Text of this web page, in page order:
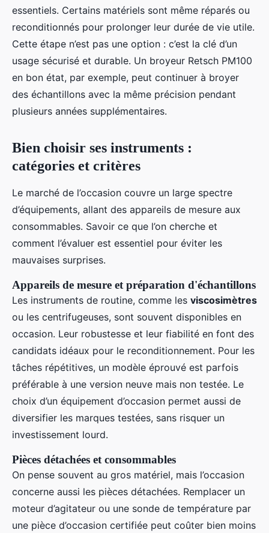
essentiels. Certains matériels sont même réparés ou
reconditionnés pour prolonger leur durée de vie utile.
Cette étape n’est pas une option : c’est la clé d’un
usage sécurisé et durable. Un broyeur Retsch PM100
en bon état, par exemple, peut continuer à broyer
des échantillons avec la même précision pendant
plusieurs années supplémentaires.
Bien choisir ses instruments :
catégories et critères
Le marché de l’occasion couvre un large spectre
d’équipements, allant des appareils de mesure aux
consommables. Savoir ce que l’on cherche et
comment l’évaluer est essentiel pour éviter les
mauvaises surprises.
Appareils de mesure et préparation d'échantillons
Les instruments de routine, comme les viscosimètres
ou les centrifugeuses, sont souvent disponibles en
occasion. Leur robustesse et leur fiabilité en font des
candidats idéaux pour le reconditionnement. Pour les
tâches répétitives, un modèle éprouvé est parfois
préférable à une version neuve mais non testée. Le
choix d’un équipement d’occasion permet aussi de
diversifier les marques testées, sans risquer un
investissement lourd.
Pièces détachées et consommables
On pense souvent au gros matériel, mais l’occasion
concerne aussi les pièces détachées. Remplacer un
moteur d’agitateur ou une sonde de température par
une pièce d’occasion certifiée peut coûter bien moins